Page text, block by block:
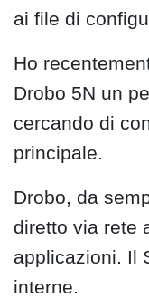
ai file di
Ho
Drobo 5N un
cercando di
principale.
Drobo, da
diretto via rete
applicazioni. Il
interne.